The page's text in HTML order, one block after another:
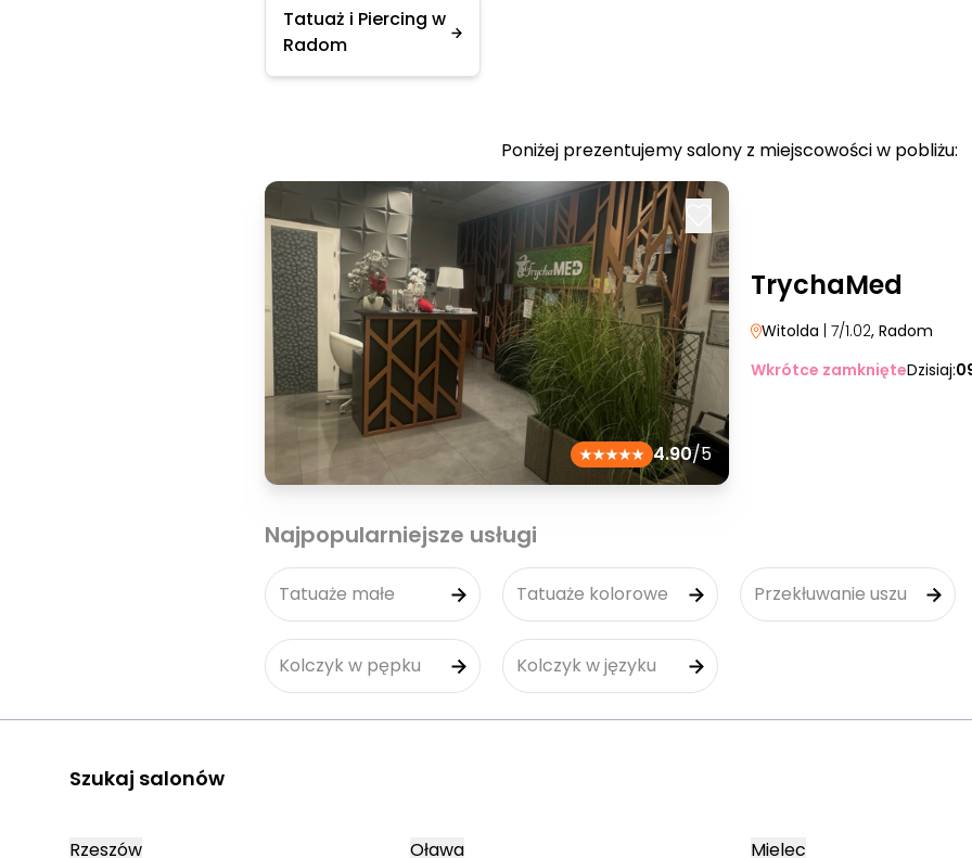
Tatuaż i Piercing w
Radom
Poniżej prezentujemy salony z miejscowości w pobliżu:
4.90/5
TrychaMed
Witolda | 7/1.02, Radom
Wkrótce zamknięteDzisiaj:
Najpopularniejsze usługi
Tatuaże małe Tatuaże kolorowe Przekłuwanie uszu
Kolczyk w pępku Kolczyk w języku
Szukaj salonów
Rzeszów Oława Mielec